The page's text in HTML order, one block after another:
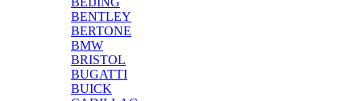
BENTLEY
BERTONE
BMW
BRISTOL
BUGATTI
BUICK